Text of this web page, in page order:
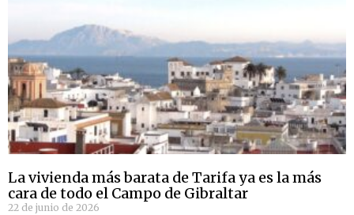
La vivienda más barata de Tarifa ya es la más
cara de todo el Campo de Gibraltar
22 de junio de 2026